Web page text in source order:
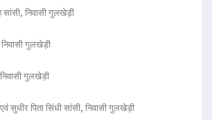
सांसी, निवासी गुलखेड़ी
निवासी गुलखेड़ी
गुलखेड़ी
सुधीर पिता सिंधी सांसी, निवासी गुलखेड़ी